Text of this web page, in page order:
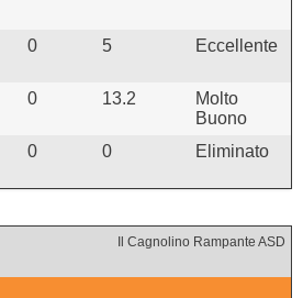
0 5 Eccellente
0 13.2
Molto
Buono
0 0 Eliminato
Il Cagnolino Rampante ASD